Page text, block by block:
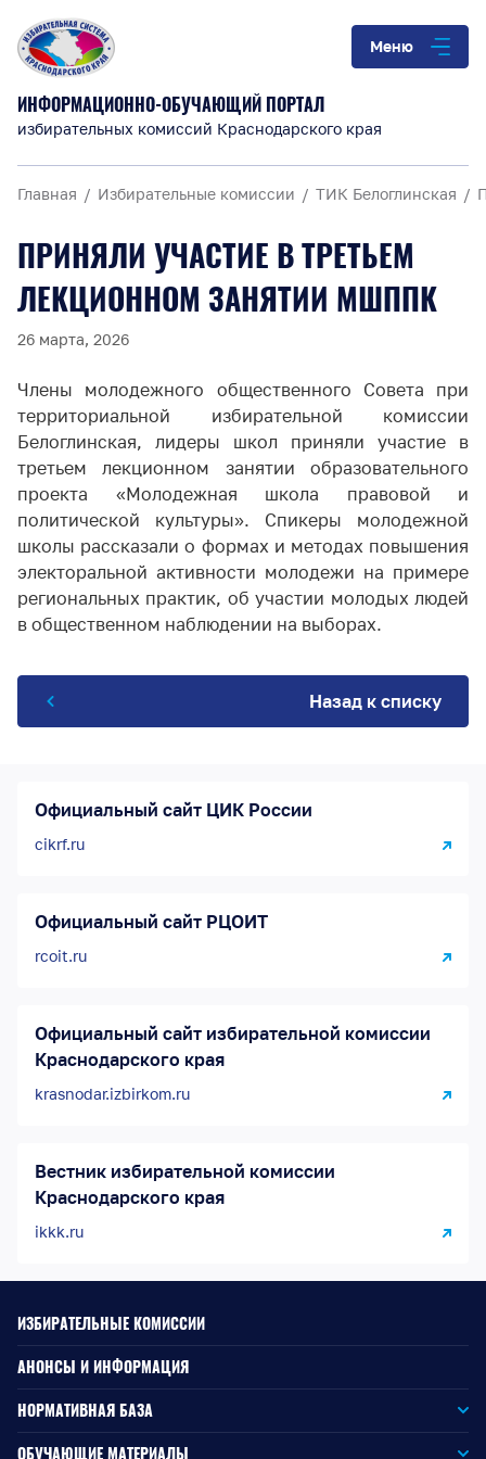
Меню
ИНФОРМАЦИОННО-ОБУЧАЮЩИЙ ПОРТАЛ
избирательных комиссий Краснодарского края
Главная Избирательные комиссии ТИК Белоглинская
ПРИНЯЛИ УЧАСТИЕ В ТРЕТЬЕМ
ЛЕКЦИОННОМ ЗАНЯТИИ МШППК
26 марта, 2026
Члены молодежного общественного Совета при
территориальной избирательной комиссии
Белоглинская, лидеры школ приняли участие в
третьем лекционном занятии образовательного
проекта «Молодежная школа правовой и
политической культуры». Спикеры молодежной
школы рассказали о формах и методах повышения
электоральной активности молодежи на примере
региональных практик, об участии молодых людей
в общественном наблюдении на выборах.
Назад к списку
Официальный сайт ЦИК России
cikrf.ru
Официальный сайт РЦОИТ
rcoit.ru
Официальный сайт избирательной комиссии
Краснодарского края
krasnodar.izbirkom.ru
Вестник избирательной комиссии
Краснодарского края
ikkk.ru
ИЗБИРАТЕЛЬНЫЕ КОМИССИИ
АНОНСЫ И ИНФОРМАЦИЯ
НОРМАТИВНАЯ БАЗА
Законодательство РФ
ОБУЧАЮЩИЕ МАТЕРИАЛЫ